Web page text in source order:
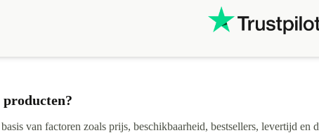
van factoren zoals prijs, beschikbaarheid, bestsellers, levertijd